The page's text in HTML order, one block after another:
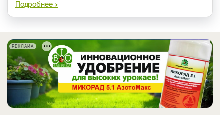
Подробнее >
РЕКЛАМА